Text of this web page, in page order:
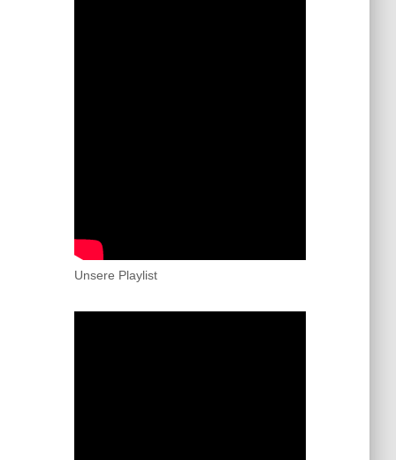
Unsere Playlist